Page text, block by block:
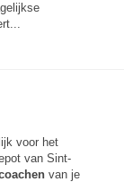
voor het
van Sint-
van je